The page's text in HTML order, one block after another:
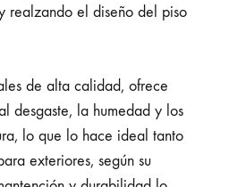
realzando el diseño del piso
de alta calidad, ofrece
desgaste, la humedad y los
lo que lo hace ideal tanto
exteriores, según su